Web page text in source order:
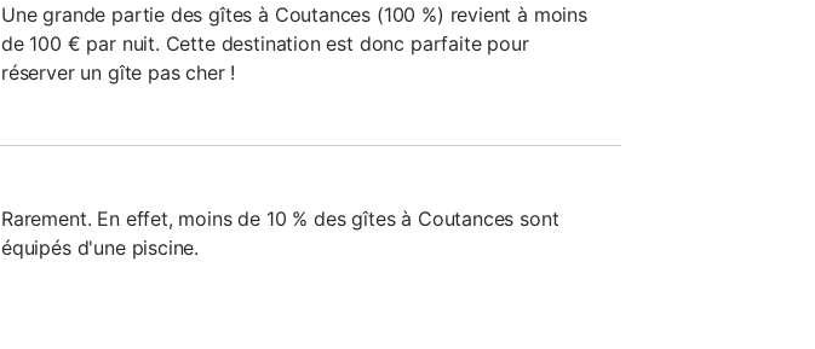
Une grande partie des gîtes à Coutances (100 %) revient à moins
de 100 € par nuit. Cette destination est donc parfaite pour
réserver un gîte pas cher !
Rarement. En effet, moins de 10 % des gîtes à Coutances sont
équipés d'une piscine.